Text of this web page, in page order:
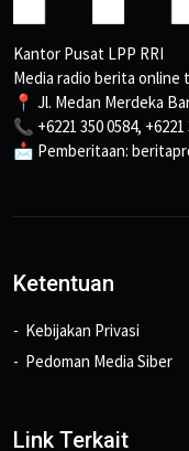
Kantor Pusat LPP RRI
Media radio berita online
📍 Jl. Medan Merdeka
📞 +6221 350 0584, +6221
📩 Pemberitaan:
Ketentuan
Kebijakan Privasi
Pedoman Media Siber
Link Terkait